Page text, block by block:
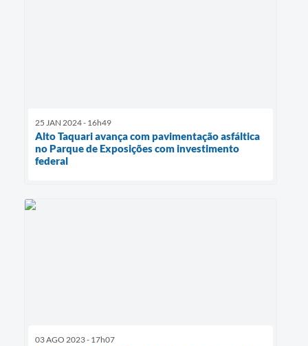
25 JAN 2024 - 16h49
Alto Taquari avança com pavimentação asfáltica
no Parque de Exposições com investimento
federal
03 AGO 2023 - 17h07